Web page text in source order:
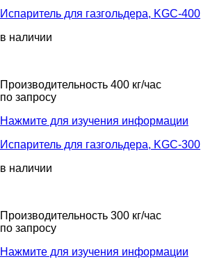
Испаритель для газгольдера, KGС-400
в наличии
Производительность 400 кг/час
по запросу
Нажмите для изучения информации
Испаритель для газгольдера, KGС-300
в наличии
Производительность 300 кг/час
по запросу
Нажмите для изучения информации